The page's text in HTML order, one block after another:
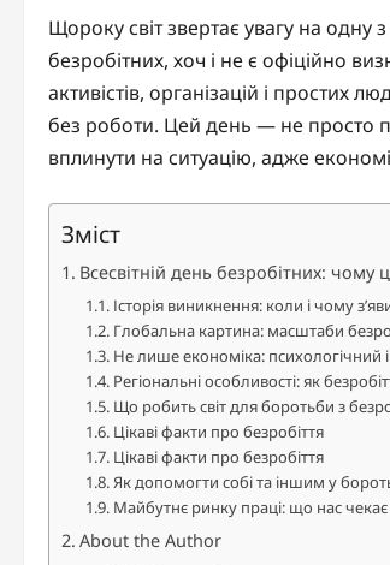
Щороку світ звертає увагу на одну
безробітних, хоч і не є офіційно
активістів, організацій і простих
без роботи. Цей день — не просто
вплинути на ситуацію, адже
Зміст
Всесвітній день безробітних:
Історія виникнення: коли і чому
Глобальна картина: масштаби
Не лише економіка: психологічний
Регіональні особливості: як
Що робить світ для боротьби з
Цікаві факти про безробіття
Цікаві факти про безробіття
Як допомогти собі та іншим у
Майбутнє ринку праці: що нас
About the Author